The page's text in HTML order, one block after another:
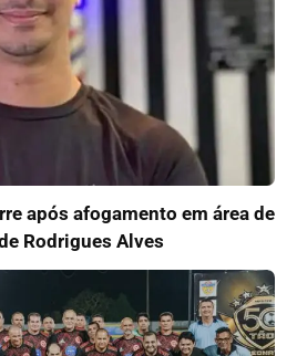
após afogamento em área de
Rodrigues Alves